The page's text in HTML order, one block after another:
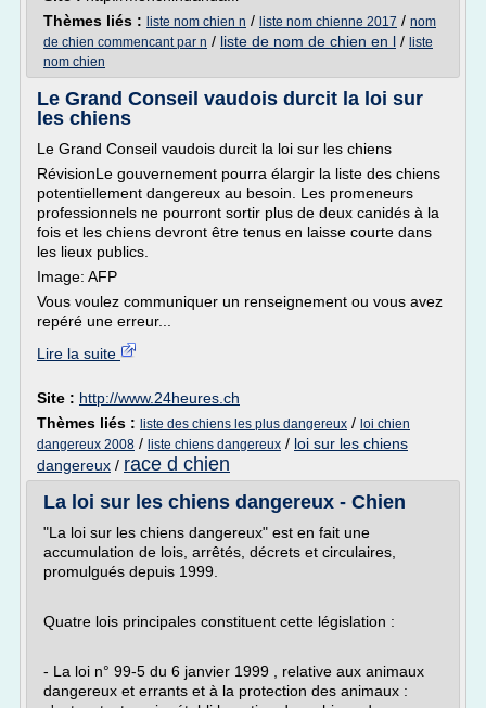
Thèmes liés : liste nom chien n / liste nom chienne 2017 / nom
de chien commencant par n / liste de nom de chien en l / liste
nom chien
Le Grand Conseil vaudois durcit la loi sur
les chiens
Le Grand Conseil vaudois durcit la loi sur les chiens
RévisionLe gouvernement pourra élargir la liste des chiens
potentiellement dangereux au besoin. Les promeneurs
professionnels ne pourront sortir plus de deux canidés à la
fois et les chiens devront être tenus en laisse courte dans
les lieux publics.
Image: AFP
Vous voulez communiquer un renseignement ou vous avez
repéré une erreur...
Lire la suite
Site : http://www.24heures.ch
Thèmes liés : liste des chiens les plus dangereux / loi chien
dangereux 2008 / liste chiens dangereux / loi sur les chiens
dangereux / race d chien
La loi sur les chiens dangereux - Chien
"La loi sur les chiens dangereux" est en fait une
accumulation de lois, arrêtés, décrets et circulaires,
promulgués depuis 1999.
Quatre lois principales constituent cette législation :
- La loi n° 99-5 du 6 janvier 1999 , relative aux animaux
dangereux et errants et à la protection des animaux :